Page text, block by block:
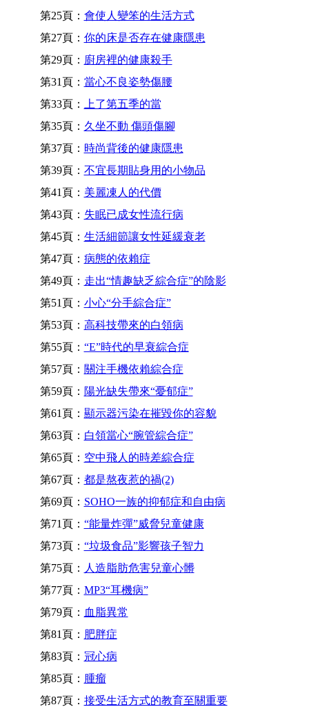
第25頁： 會使人變笨的生活方式
第27頁： 你的床是否存在健康隱患
第29頁： 廚房裡的健康殺手
第31頁： 當心不良姿勢傷腰
第33頁：
上了第五季的當
第35頁： 久坐不動 傷頭傷腳
第37頁： 時尚背後的健康隱患
第39頁： 不宜長期貼身用的小物品
第41頁： 美麗凍人的代價
第43頁： 失眠已成女性流行病
第45頁： 生活細節讓女性延緩衰老
第47頁： 病態的依賴症
第49頁： 走出“情趣缺乏綜合症”的陰影
第51頁： 小心“分手綜合症”
第53頁： 高科技帶來的白領病
第55頁： “E”時代的早衰綜合症
第57頁： 關注手機依賴綜合症
第59頁： 陽光缺失帶來“憂郁症”
第61頁： 顯示器污染在摧毀你的容貌
第63頁： 白領當心“腕管綜合症”
第65頁： 空中飛人的時差綜合症
第67頁： 都是熬夜惹的禍(2)
第69頁： SOHO一族的抑郁症和自由病
第71頁： “能量炸彈”威脅兒童健康
第73頁： “垃圾食品”影響孩子智力
第75頁： 人造脂肪危害兒童心髒
第77頁： MP3“耳機病”
第79頁： 血脂異常
第81頁： 肥胖症
第83頁： 冠心病
第85頁： 腫瘤
第87頁： 接受生活方式的教育至關重要